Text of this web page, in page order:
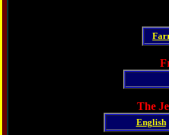
The
English